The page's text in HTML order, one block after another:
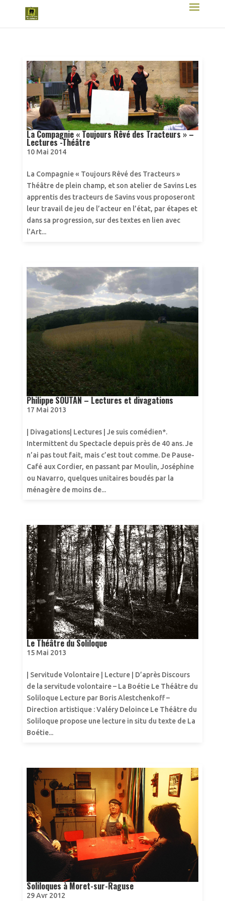
La Compagnie « Toujours Rêvé des Tracteurs » –
Lectures -Théâtre
10 Mai 2014
La Compagnie « Toujours Rêvé des Tracteurs »
Théâtre de plein champ, et son atelier de Savins Les
apprentis des tracteurs de Savins vous proposeront
leur travail de jeu de l’acteur en l’état, par étapes et
dans sa progression, sur des textes en lien avec
l’Art...
Philippe SOUTAN – Lectures et divagations
17 Mai 2013
| Divagations| Lectures | Je suis comédien*.
Intermittent du Spectacle depuis près de 40 ans. Je
n’ai pas tout fait, mais c’est tout comme. De Pause-
Café aux Cordier, en passant par Moulin, Joséphine
ou Navarro, quelques unitaires boudés par la
ménagère de moins de...
Le Théâtre du Soliloque
15 Mai 2013
| Servitude Volontaire | Lecture | D’après Discours
de la servitude volontaire – La Boétie Le Théâtre du
Soliloque Lecture par Boris Alestchenkoff –
Direction artistique : Valéry Deloince Le Théâtre du
Soliloque propose une lecture in situ du texte de La
Boétie...
Soliloques à Moret-sur-Raguse
29 Avr 2012